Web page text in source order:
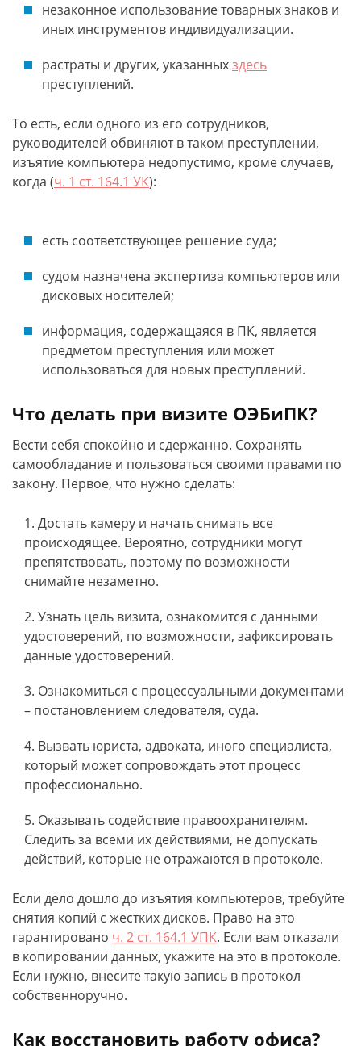
незаконное использование товарных знаков и
иных инструментов индивидуализации.
растраты и других, указанныхздесь
преступлений.
То есть, если одного из его сотрудников,
руководителей обвиняют в таком преступлении,
изъятие компьютера недопустимо, кроме случаев,
когда (ч. 1 ст. 164.1 УК):
есть соответствующее решение суда;
судом назначена экспертиза компьютеров или
дисковых носителей;
информация, содержащаяся в ПК, является
предметом преступления или может
использоваться для новых преступлений.
Что делать при визите ОЭБиПК?
Вести себя спокойно и сдержанно. Сохранять
самообладание и пользоваться своими правами по
закону. Первое, что нужно сделать:
Достать камеру и начать снимать все
происходящее. Вероятно, сотрудники могут
препятствовать, поэтому по возможности
снимайте незаметно.
Узнать цель визита, ознакомится с данными
удостоверений, по возможности, зафиксировать
данные удостоверений.
Ознакомиться с процессуальными документами
– постановлением следователя, суда.
Вызвать юриста, адвоката, иного специалиста,
который может сопровождать этот процесс
профессионально.
Оказывать содействие правоохранителям.
Следить за всеми их действиями, не допускать
действий, которые не отражаются в протоколе.
Если дело дошло до изъятия компьютеров, требуйте
снятия копий с жестких дисков. Право на это
гарантировано ч. 2 ст. 164.1 УПК. Если вам отказали
в копировании данных, укажите на это в протоколе.
Если нужно, внесите такую запись в протокол
собственноручно.
Как восстановить работу офиса?